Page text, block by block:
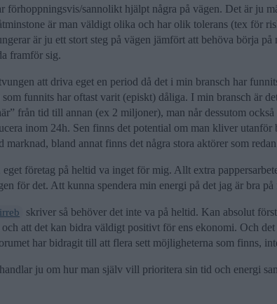
förhoppningsvis/sannolikt hjälpt några på vägen. Det är ju
är man väldigt olika och har olik tolerans (tex för
är ju ett stort steg på vägen jämfört att behöva börja
framför sig.
att driva eget en period då det i min bransch har
som funnits har oftast varit (episkt) dåliga. I min bransch är
från tid till annan (ex 2 miljoner), man når dessutom
inom 24h. Sen finns det potential om man kliver utanför
marknad, bland annat finns det några stora aktörer som
eget företag på heltid va inget för mig. Allt extra
för det. Att kunna spendera min energi på det jag är bra
skriver så behöver det inte va på heltid. Kan absolut
och att det kan bidra väldigt positivt för ens ekonomi. Och
har bidragit till att flera sett möjligheterna som finns,
ju om hur man själv vill prioritera sin tid och energi